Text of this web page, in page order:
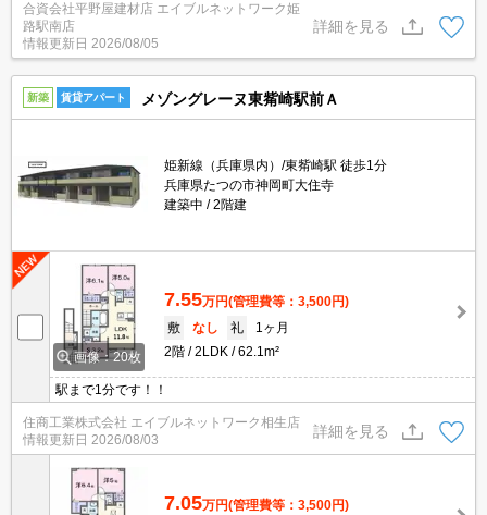
合資会社平野屋建材店 エイブルネットワーク姫
路駅南店
情報更新日 2026/08/05
詳細を見る
新築 賃貸アパート メゾングレーヌ東觜崎駅前Ａ
姫新線（兵庫県内）/東觜崎駅 徒歩1分
兵庫県たつの市神岡町大住寺
建築中
2階建
画像：20枚
7.55万円(管理費等：3,500円)
敷
なし 礼
1ヶ月
2階
2LDK 62.1m²
駅まで1分です！！
住商工業株式会社 エイブルネットワーク相生店
情報更新日 2026/08/03
詳細を見る
7.05万円(管理費等：3,500円)